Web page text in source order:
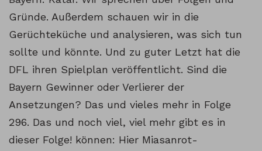
Gründe. Außerdem schauen wir in die
Gerüchteküche und analysieren, was sich tun
sollte und könnte. Und zu guter Letzt hat die
DFL ihren Spielplan veröffentlicht. Sind die
Bayern Gewinner oder Verlierer der
Ansetzungen? Das und vieles mehr in Folge
296. Das und noch viel, viel mehr gibt es in
dieser Folge! können: Hier Miasanrot-